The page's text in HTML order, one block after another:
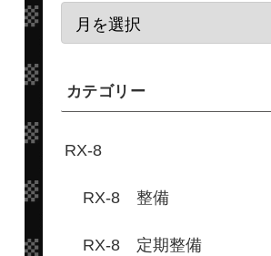
カテゴリー
RX-8
RX-8 整備
RX-8 定期整備